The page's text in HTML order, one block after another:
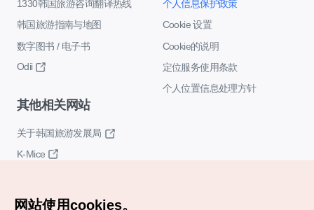
1330韩国旅游咨询翻译热线
韩国旅游指南与地图
数字图书 / 电子书
Odii
个人信息保护政策
Cookie 设置
Cookie的说明
定位服务使用条款
个人位置信息处理方针
其他相关网站
关于韩国旅游发展局
K-Mice
网站使用cookies。